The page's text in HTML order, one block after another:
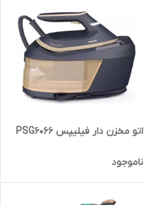
اتو مخزن دار فیلیپس PSG6066
ناموجود